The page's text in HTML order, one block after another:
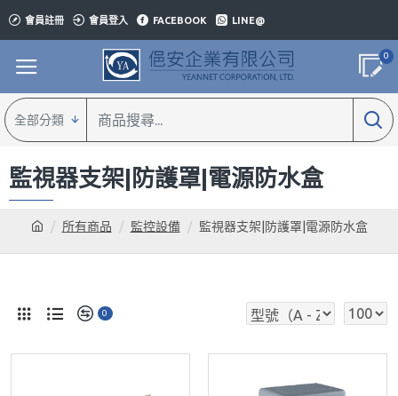
會員註冊 會員登入 FACEBOOK LINE@
0
全部分類
所有商品 監控設備 監視器支架|防護罩|電源防水盒
監視器支架|防護罩|電源防水盒
0